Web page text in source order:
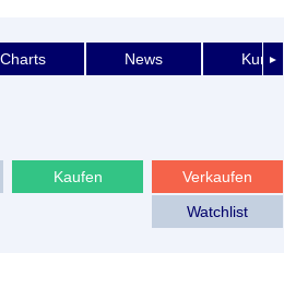
►
Charts News
Verkaufen
Kaufen
Watchlist